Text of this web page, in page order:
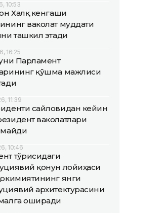
10:53
Халқ кенгаши
ваколат муддати
ташкил этади
16:25
Парламент
қўшма мажлиси
11:39
сайловидан кейин
ваколатлари
10:46
тўғрисидаги
қонун лойиҳаси
янги
архитектурасини
оширади